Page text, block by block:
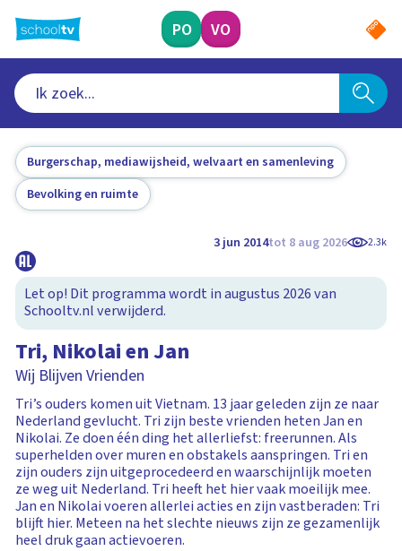
naar
hoofdinhoud
PO VO
Burgerschap, mediawijsheid, welvaart en samenleving
Bevolking en ruimte
3 jun 2014tot 8 aug 2026 2.3k
Let op! Dit programma wordt in augustus 2026 van
Schooltv.nl verwijderd.
Tri, Nikolai en Jan
Wij Blijven Vrienden
Tri’s ouders komen uit Vietnam. 13 jaar geleden zijn ze naar
Nederland gevlucht. Tri zijn beste vrienden heten Jan en
Nikolai. Ze doen één ding het allerliefst: freerunnen. Als
superhelden over muren en obstakels aanspringen. Tri en
zijn ouders zijn uitgeprocedeerd en waarschijnlijk moeten
ze weg uit Nederland. Tri heeft het hier vaak moeilijk mee.
Jan en Nikolai voeren allerlei acties en zijn vastberaden: Tri
blijft hier. Meteen na het slechte nieuws zijn ze gezamenlijk
heel druk gaan actievoeren.